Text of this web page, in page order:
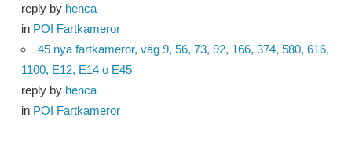
reply by henca
in POI Fartkameror
45 nya fartkameror, väg 9, 56, 73, 92, 166, 374, 580, 616,
1100, E12, E14 o E45
reply by henca
in POI Fartkameror